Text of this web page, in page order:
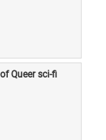
Queer sci-fi